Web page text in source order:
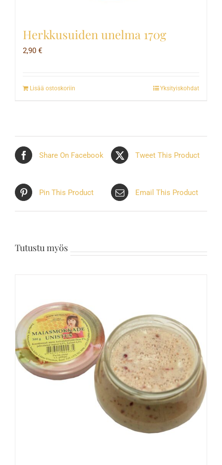
Herkkusuiden unelma 170g
2,90 €
Lisää ostoskoriin Yksityiskohdat
Share On Facebook Tweet This Product
Pin This Product Email This Product
Tutustu myös